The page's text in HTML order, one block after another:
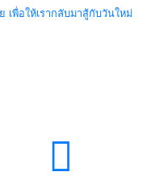
เพื่อให้เรากลับมาสู้กับวันใหม่